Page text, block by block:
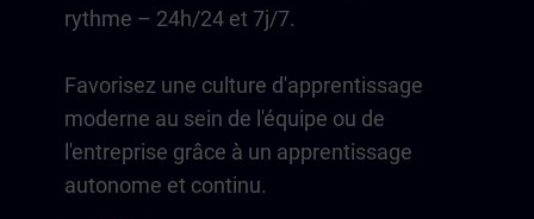
rythme – 24h/24 et 7j/7.
Favorisez une culture d'apprentissage
moderne au sein de l'équipe ou de
l'entreprise grâce à un apprentissage
autonome et continu.